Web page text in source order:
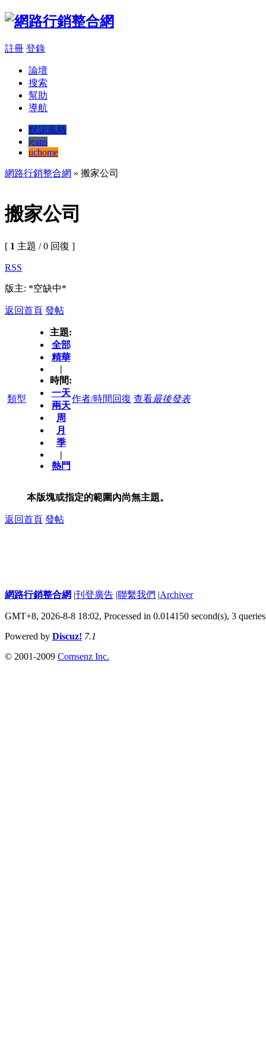
註冊 登錄
論壇
搜索
幫助
導航
默認風格
jeans
uchome
網路行銷整合網 » 搬家公司
搬家公司
[ 1 主題 / 0 回復 ]
RSS
版主: *空缺中*
返回首頁 發帖
類型
主題:
全部
精華
|
時間:
一天
兩天
周
月
季
|
熱門
作者/時間 回復 查看最後發表
本版塊或指定的範圍內尚無主題。
返回首頁 發帖
網路行銷整合網 |刊登廣告 |聯繫我們 |Archiver
GMT+8, 2026-8-8 18:02, Processed in 0.014150 second(s), 3 queries
Powered by Discuz! 7.1
© 2001-2009 Comsenz Inc.